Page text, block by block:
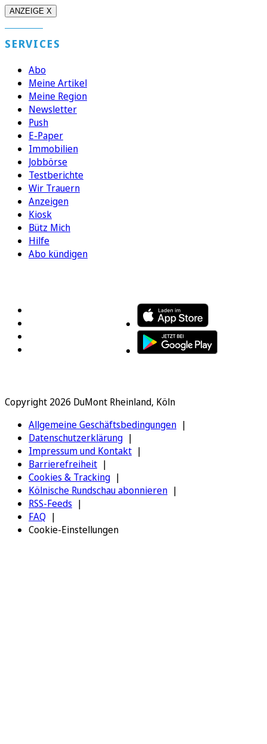
ANZEIGE X
SERVICES
Abo
Meine Artikel
Meine Region
Newsletter
Push
E-Paper
Immobilien
Jobbörse
Testberichte
Wir Trauern
Anzeigen
Kiosk
Bütz Mich
Hilfe
Abo kündigen
Copyright 2026 DuMont Rheinland, Köln
Allgemeine Geschäftsbedingungen
Datenschutzerklärung
Impressum und Kontakt
Barrierefreiheit
Cookies & Tracking
Kölnische Rundschau abonnieren
RSS-Feeds
FAQ
Cookie-Einstellungen